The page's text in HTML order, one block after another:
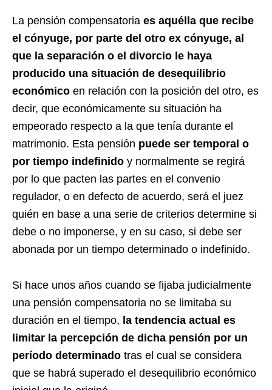
La pensión compensatoria es aquélla que recibe
el cónyuge, por parte del otro ex cónyuge, al
que la separación o el divorcio le haya
producido una situación de desequilibrio
económico en relación con la posición del otro, es
decir, que económicamente su situación ha
empeorado respecto a la que tenía durante el
matrimonio. Esta pensión puede ser temporal o
por tiempo indefinido y normalmente se regirá
por lo que pacten las partes en el convenio
regulador, o en defecto de acuerdo, será el juez
quién en base a una serie de criterios determine si
debe o no imponerse, y en su caso, si debe ser
abonada por un tiempo determinado o indefinido.
Si hace unos años cuando se fijaba judicialmente
una pensión compensatoria no se limitaba su
duración en el tiempo, la tendencia actual es
limitar la percepción de dicha pensión por un
período determinado tras el cual se considera
que se habrá superado el desequilibrio económico